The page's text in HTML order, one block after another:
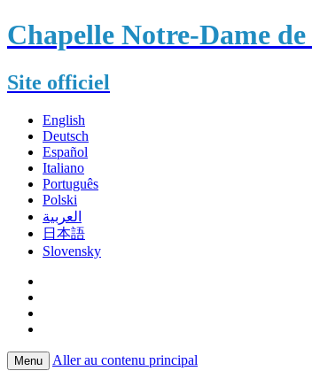
Chapelle Notre-Dame
Site officiel
English
Deutsch
Español
Italiano
Português
Polski
العربية
日本語
Slovensky
Menu Aller au contenu principal